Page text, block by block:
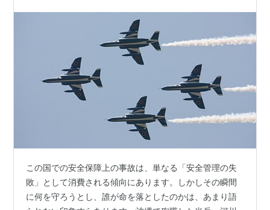
この国での安全保障上の事故は、単なる「安全管理の失
敗」として消費される傾向にあります。しかしその瞬間
に何を守ろうとし、誰が命を落としたのかは、あまり語